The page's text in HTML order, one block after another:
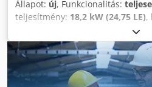
Állapot: új, Funkcionalitás:
teljesítmény: 18,2 kW (24,75 LE),
, üzemanyagtípus:
fogyasztás óránként:1,5 l/h,
15 l, szín:kék, üzemi tömeg:1
teljesítmény:600 kg/m, emelési
gumiabroncs állapota:100